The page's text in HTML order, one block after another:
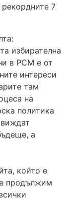
7
избирателна
в РСМ е от
интереси
там
на
политика
а
който е
продължим